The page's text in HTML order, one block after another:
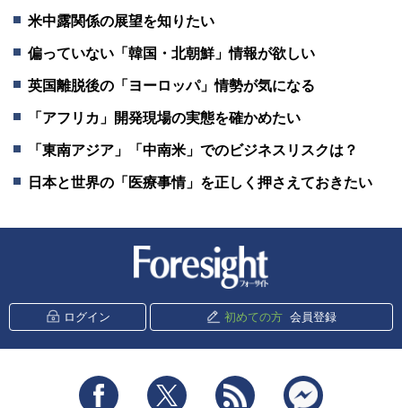
米中露関係の展望を知りたい
偏っていない「韓国・北朝鮮」情報が欲しい
英国離脱後の「ヨーロッパ」情勢が気になる
「アフリカ」開発現場の実態を確かめたい
「東南アジア」「中南米」でのビジネスリスクは？
日本と世界の「医療事情」を正しく押さえておきたい
ログイン 初めての方 会員登録
Facebook Twitter RSS